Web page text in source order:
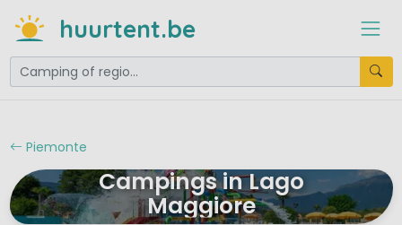
huurtent.be
Piemonte
Campings in Lago
Maggiore